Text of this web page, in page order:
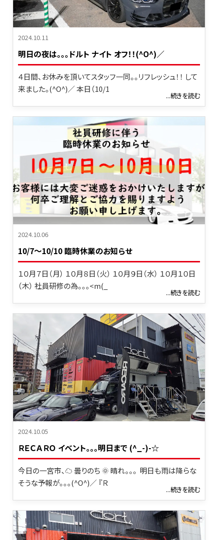
2024.10.11
明日の夜は｡｡｡ドルト ナイト オフ！！(^O^)／
４日間、お休みを頂いてスタッフ一同。。リフレッシュ！！ して
来ました。(^O^)／ 本日（10/1
...続きを読む
2024.10.06
10/7～10/10 臨時休業のお知らせ
１０月７日（月） １０月８日（火） １０月９日（水） １０月１０日
（木） 社員研修の為。。。<m(_
...続きを読む
2024.10.05
ＲＥＣＡＲＯ イベント。。。明日まで (^_-)-☆
今日の一宮市、☁ 曇りのち 🌞 晴れ。。。 明日も雨は降らな
そうな予報が。。。(^O^)／ 『Ｒ
...続きを読む